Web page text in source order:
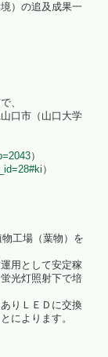
）の追及成果一
、
口市（山口大学
）
）
工場（葉物）を
用として安定稼
光灯照射下で培
りＬＥＤに交換
によります。